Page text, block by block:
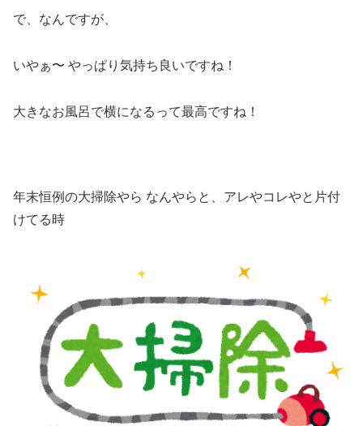
で、なんですが、
いやぁ〜 やっぱり気持ち良いですね！
大きなお風呂で横になるって最高ですね！
年末恒例の大掃除やら なんやらと、アレやコレやと片付
けてる時